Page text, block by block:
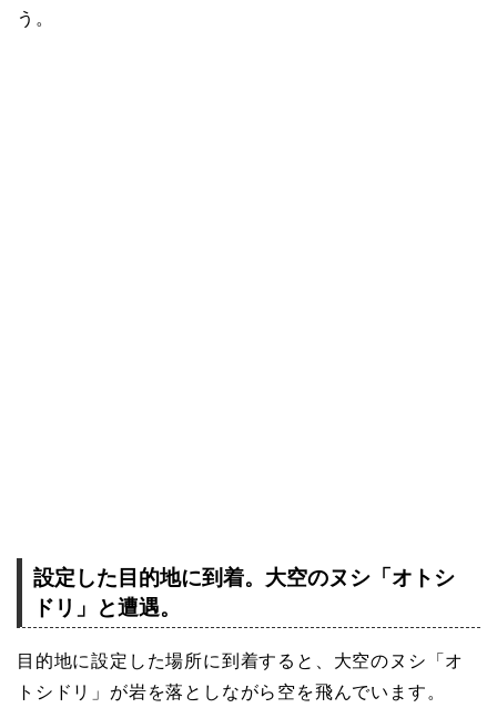
う。
設定した目的地に到着。大空のヌシ「オトシ
ドリ」と遭遇。
目的地に設定した場所に到着すると、大空のヌシ「オ
トシドリ」が岩を落としながら空を飛んでいます。